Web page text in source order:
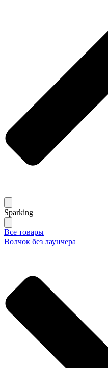
Sparking
Все товары
Волчок без лаунчера